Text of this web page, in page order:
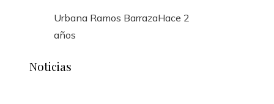
Urbana Ramos BarrazaHace 2
años
Noticias